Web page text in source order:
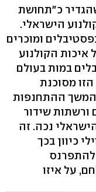
כ"תחושת
הישראלי.
ומוכרים
איכות הקולנוע
במות בעולם
הזו מסוכנת
המשך ההתחנפות
ורשתות שידור
נכה. זה
כיוון בכך
להתפרנס
על איזו